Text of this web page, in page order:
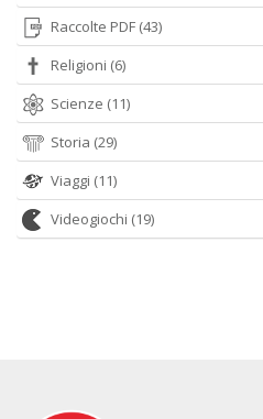
Raccolte PDF (43)
Religioni (6)
Scienze (11)
Storia (29)
Viaggi (11)
Videogiochi (19)